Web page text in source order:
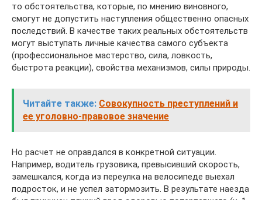
то обстоятельства, которые, по мнению виновного,
смогут не допустить наступления общественно опасных
последствий. В качестве таких реальных обстоятельств
могут выступать личные качества самого субъекта
(профессиональное мастерство, сила, ловкость,
быстрота реакции), свойства механизмов, силы природы.
Читайте также: Совокупность преступлений и
ее уголовно-правовое значение
Но расчет не оправдался в конкретной ситуации.
Например, водитель грузовика, превысивший скорость,
замешкался, когда из переулка на велосипеде выехал
подросток, и не успел затормозить. В результате наезда